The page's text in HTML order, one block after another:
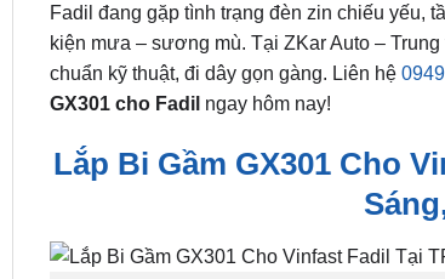
Fadil đang gặp tình trạng đèn zin chiếu yếu,
kiện mưa – sương mù. Tại ZKar Auto –
chuẩn kỹ thuật, đi dây gọn gàng. Liên hệ
GX301 cho Fadil ngay hôm nay!
Lắp Bi Gầm GX301 Cho